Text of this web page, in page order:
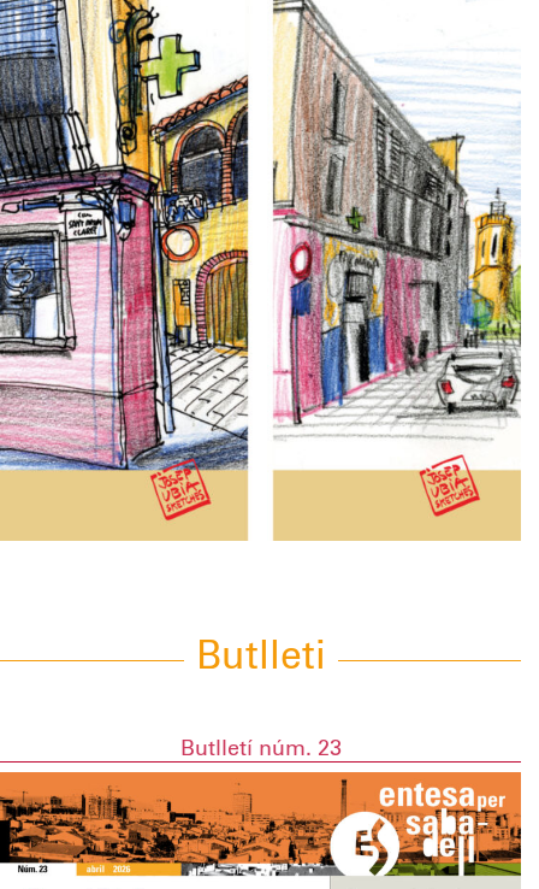
Butlleti
Butlletí núm. 23